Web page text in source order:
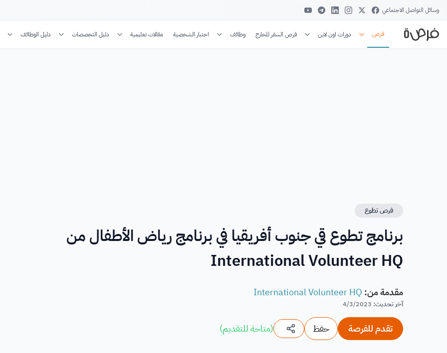
وسائل التواصل الاجتماعي
فرص دورات اون لاين فرص السفر للخارج وظائف اختبار الشخصية مقالات تعليمية دليل التخصصات دليل الوظائف
فرص تطوع
برنامج تطوع قي جنوب أفريقيا في برنامج رياض الأطفال من
International Volunteer HQ
مقدمة من:
International Volunteer HQ
آخر تحديث:
4/3/2023
تقدم للفرصة حفظ (متاحة للتقديم)